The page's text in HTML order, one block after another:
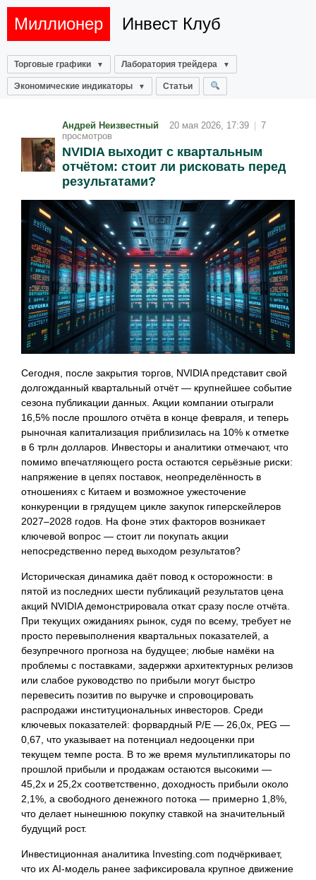
Миллионер Инвест Клуб
Торговые графики Лаборатория трейдера
Экономические индикаторы Статьи
Андрей Неизвестный 20 мая 2026, 17:39
7
просмотров
NVIDIA выходит с квартальным
отчётом: стоит ли рисковать перед
результатами?
Сегодня, после закрытия торгов, NVIDIA представит свой
долгожданный квартальный отчёт — крупнейшее событие
сезона публикации данных. Акции компании отыграли
16,5% после прошлого отчёта в конце февраля, и теперь
рыночная капитализация приблизилась на 10% к отметке
в 6 трлн долларов. Инвесторы и аналитики отмечают, что
помимо впечатляющего роста остаются серьёзные риски:
напряжение в цепях поставок, неопределённость в
отношениях с Китаем и возможное ужесточение
конкуренции в грядущем цикле закупок гиперскейлеров
2027–2028 годов. На фоне этих факторов возникает
ключевой вопрос — стоит ли покупать акции
непосредственно перед выходом результатов?
Историческая динамика даёт повод к осторожности: в
пятой из последних шести публикаций результатов цена
акций NVIDIA демонстрировала откат сразу после отчёта.
При текущих ожиданиях рынок, судя по всему, требует не
просто перевыполнения квартальных показателей, а
безупречного прогноза на будущее; любые намёки на
проблемы с поставками, задержки архитектурных релизов
или слабое руководство по прибыли могут быстро
перевесить позитив по выручке и спровоцировать
распродажи институциональных инвесторов. Среди
ключевых показателей: форвардный P/E — 26,0x, PEG —
0,67, что указывает на потенциал недооценки при
текущем темпе роста. В то же время мультипликаторы по
прошлой прибыли и продажам остаются высокими —
45,2x и 25,2x соответственно, доходность прибыли около
2,1%, а свободного денежного потока — примерно 1,8%,
что делает нынешнюю покупку ставкой на значительный
будущий рост.
Инвестиционная аналитика Investing.com подчёркивает,
что их AI-модель ранее зафиксировала крупное движение